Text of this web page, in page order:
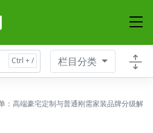
栏目分类
：高端豪宅定制与普通刚需家装品牌分级解